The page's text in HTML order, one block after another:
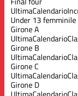
UltimaCalendario
Under 13 femminile
Girone A
UltimaCalendario
Girone B
UltimaCalendario
Girone C
UltimaCalendario
Girone D